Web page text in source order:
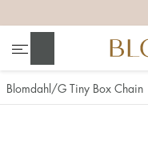
Blomdahl G Tiny Box Chain